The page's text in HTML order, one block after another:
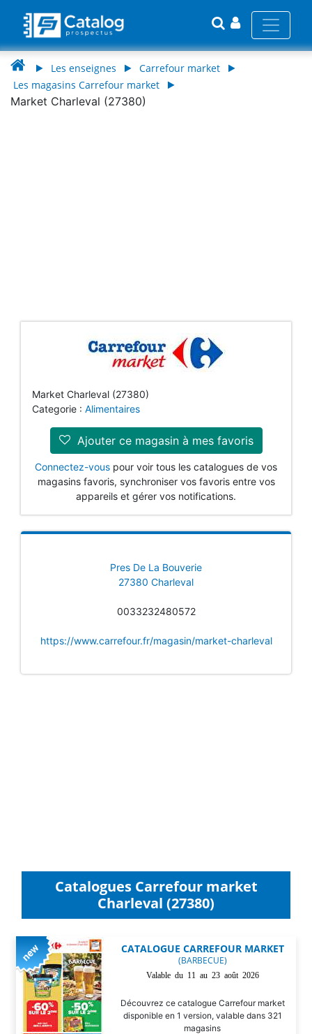
Les enseignes
Carrefour market
Les magasins Carrefour market
Market Charleval (27380)
Market Charleval (27380)
Categorie : Alimentaires
Ajouter ce magasin à mes favoris
Connectez-vous pour voir tous les catalogues de vos
magasins favoris, synchroniser vos favoris entre vos
appareils et gérer vos notifications.
Pres De La Bouverie
27380 Charleval
0033232480572
https://www.carrefour.fr/magasin/market-charleval
Catalogues Carrefour market
Charleval (27380)
CATALOGUE CARREFOUR MARKET
(BARBECUE)
Valable du 11 au 23 août 2026
Découvrez ce catalogue Carrefour market
disponible en 1 version, valable dans 321
magasins